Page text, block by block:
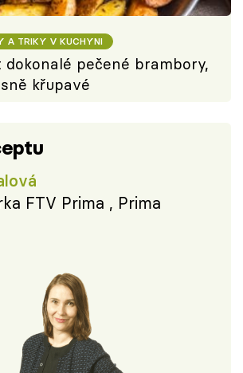
A TRIKY V KUCHYNI
pečené brambory,
křupavé
FTV Prima , Prima